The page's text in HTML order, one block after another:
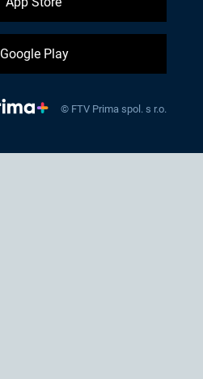
Google Play
© FTV Prima spol. s r.o.